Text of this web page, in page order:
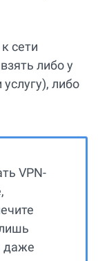
сети
либо у
либо
VPN-
даже